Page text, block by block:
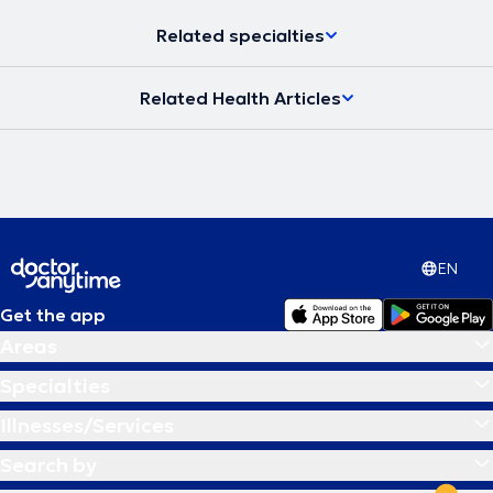
Related specialties
Related Health Articles
EN
Get the app